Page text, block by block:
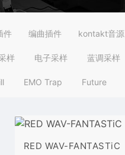
件 编曲插件 kontakt音源
样 电子采样 蓝调采样
EMO Trap Future
RED WAV-FANTASTiC